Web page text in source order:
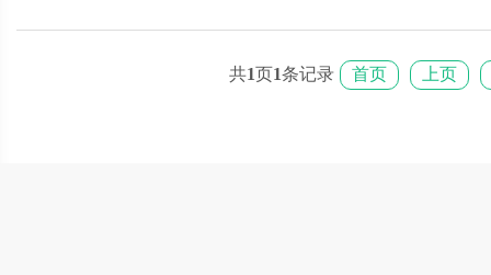
共1 页 1条记录 首页 上页